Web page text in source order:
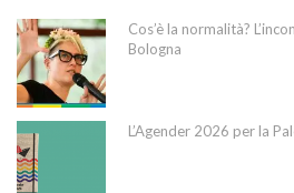
Cos’è la normalità?
Bologna
L’Agender 2026 per la